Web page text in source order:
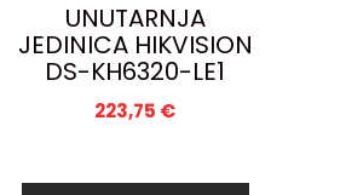
UNUTARNJA
JEDINICA HIKVISION
DS-KH6320-LE1
223,75 €